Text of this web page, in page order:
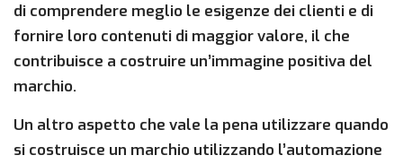
di comprendere meglio le esigenze dei clienti e di
fornire loro contenuti di maggior valore, il che
contribuisce a costruire un’immagine positiva del
marchio.
Un altro aspetto che vale la pena utilizzare quando
si costruisce un marchio utilizzando l’automazione